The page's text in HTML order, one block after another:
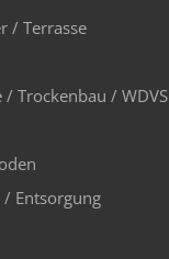
/ Terrasse
/ Trockenbau / WDVS
Entsorgung